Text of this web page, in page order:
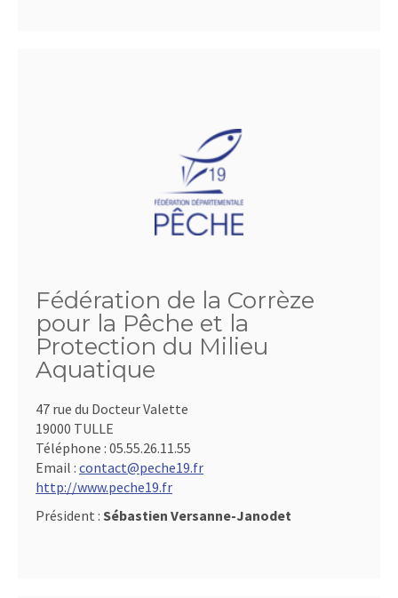
Fédération de la Corrèze
pour la Pêche et la
Protection du Milieu
Aquatique
47 rue du Docteur Valette
19000 TULLE
Téléphone : 05.55.26.11.55
Email : contact@peche19.fr
http://www.peche19.fr
Président : Sébastien Versanne-Janodet